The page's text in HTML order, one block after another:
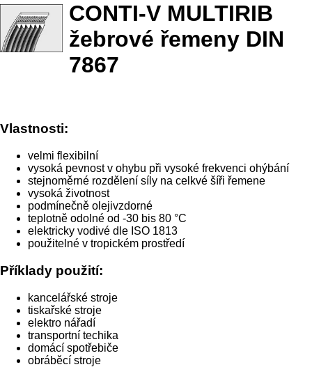
CONTI-V MULTIRIB
žebrové řemeny DIN
7867
Vlastnosti:
velmi flexibilní
vysoká pevnost v ohybu při vysoké frekvenci ohýbání
stejnoměrné rozdělení síly na celkvé šíři řemene
vysoká životnost
podmínečně olejivzdorné
teplotně odolné od -30 bis 80 °C
elektricky vodivé dle ISO 1813
použitelné v tropickém prostředí
Příklady použití:
kancelářské stroje
tiskařské stroje
elektro nářadí
transportní techika
domácí spotřebiče
obráběcí stroje